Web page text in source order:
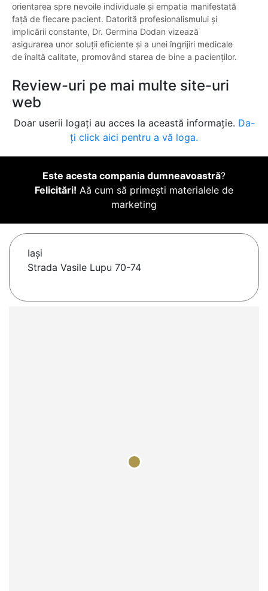
orientarea spre nevoile individuale și empatia manifestată
față de fiecare pacient. Datorită profesionalismului și
implicării constante, Dr. Germina Dodan vizează
asigurarea unor soluții eficiente și a unei îngrijiri medicale
de înaltă calitate, promovând starea de bine a pacienților.
Review-uri pe mai multe site-uri
web
Doar userii logați au acces la această informație. Da-
ți click aici pentru a vă loga.
Este acesta compania dumneavoastră?
Felicitări! Aă cum să primești materialele de
marketing
Iaşi
Strada Vasile Lupu 70-74